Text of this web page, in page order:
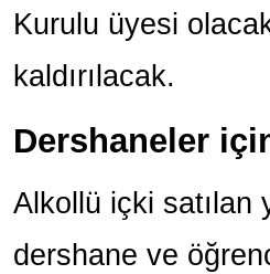
Kurulu üyesi
kaldırılacak.
Dershaneler
Alkollü içki satılan
dershane ve